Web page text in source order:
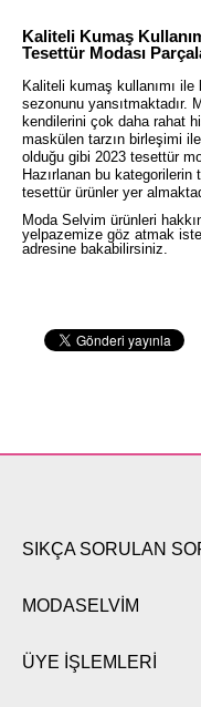
Kaliteli Kumaş
Tesettür Modası
Kaliteli kumaş kullanımı
sezonunu yansıtmaktadır.
kendilerini çok daha rahat
maskülen tarzın birleşimi
olduğu gibi 2023 tesettür
Hazırlanan bu kategorilerin
tesettür ürünler yer
Moda Selvim ürünleri
yelpazemize göz atmak
adresine bakabilirsiniz.
SIKÇA SORULAN
MODASELVİM
ÜYE İŞLEMLERİ